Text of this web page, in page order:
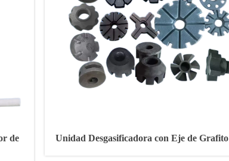
de
Unidad Desgasificadora con Eje de Grafito